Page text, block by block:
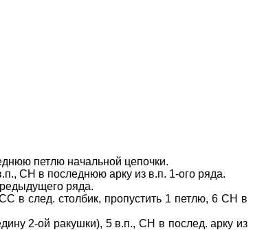
петлю начальной цепочки.
СН в последнюю арку из в.п. 1-ого ряда.
ряда.
в след. столбик, пропустить 1 петлю, 6 СН в
2-ой ракушки), 5 в.п., СН в послед. арку из